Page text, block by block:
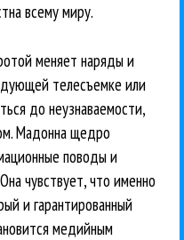
всему миру.
меняет наряды и
телесъемке или
до неузнаваемости,
Мадонна щедро
поводы и
чувствует, что именно
и гарантированный
медийным